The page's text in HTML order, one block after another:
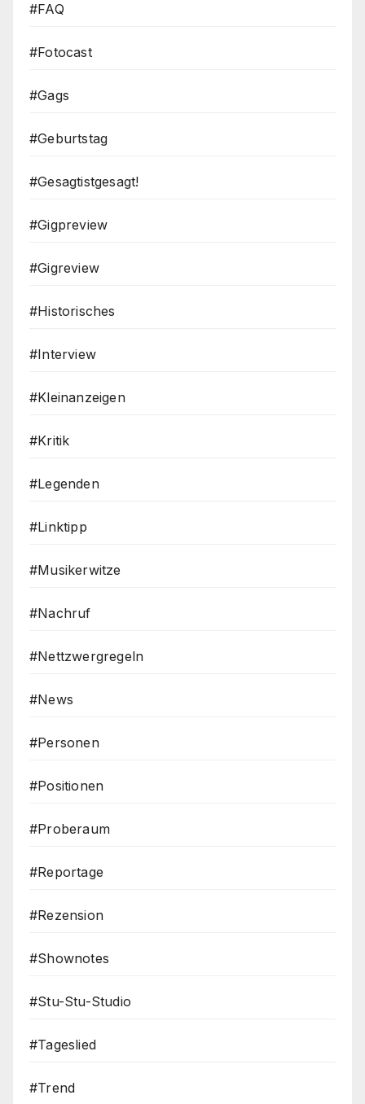
#FAQ
#Fotocast
#Gags
#Geburtstag
#Gesagtistgesagt!
#Gigpreview
#Gigreview
#Historisches
#Interview
#Kleinanzeigen
#Kritik
#Legenden
#Linktipp
#Musikerwitze
#Nachruf
#Nettzwergregeln
#News
#Personen
#Positionen
#Proberaum
#Reportage
#Rezension
#Shownotes
#Stu-Stu-Studio
#Tageslied
#Trend